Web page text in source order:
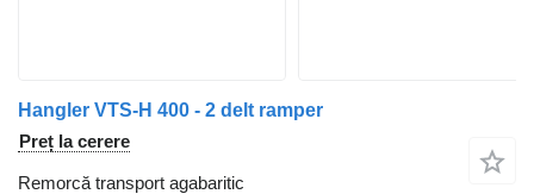
Hangler VTS-H 400 - 2 delt ramper
Preț la cerere
Remorcă transport agabaritic